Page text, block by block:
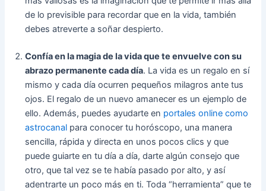
de lo previsible para recordar que en la vida, también
debes atreverte a soñar despierto.
Confía en la magia de la vida que te envuelve con su
abrazo permanente cada día. La vida es un regalo en sí
mismo y cada día ocurren pequeños milagros ante tus
ojos. El regalo de un nuevo amanecer es un ejemplo de
ello. Además, puedes ayudarte en portales online como
astrocanal para conocer tu horóscopo, una manera
sencilla, rápida y directa en unos pocos clics y que
puede guiarte en tu día a día, darte algún consejo que
otro, que tal vez se te había pasado por alto, y así
adentrarte un poco más en ti. Toda “herramienta” que te